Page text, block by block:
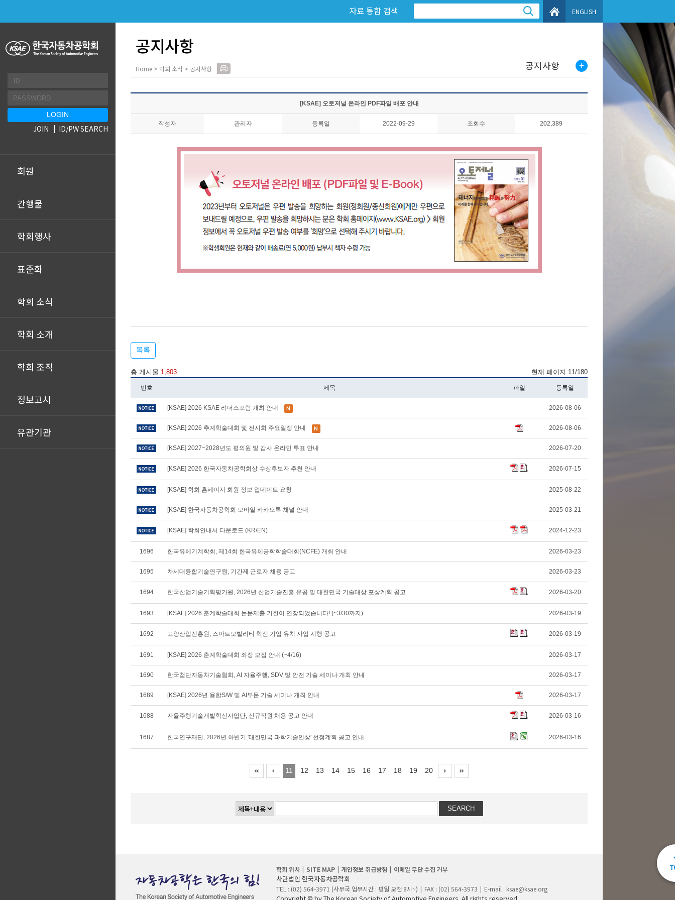
회원
간행물
학회행사
표준화
학회 소식
학회 소개
학회 조직
정보고시
유관기관
JOIN ID/PW SEARCH
자료 통합 검색 ENGLISH
공지사항
Home > 학회 소식 > 공지사항 공지사항
[KSAE] 오토저널 온라인 PDF파일 배포 안내
작성자 관리자 등록일 2022-09-29 조회수 202,389
목록
총 게시물 1,803 현재 페이지 11/180
번호 제목 파일 등록일
[KSAE] 2026 KSAE 리더스포럼 개최 안내 2026-08-06
[KSAE] 2026 추계학술대회 및 전시회 주요일정 안내 2026-08-06
[KSAE] 2027~2028년도 평의원 및 감사 온라인 투표 안내 2026-07-20
[KSAE] 2026 한국자동차공학회상 수상후보자 추천 안내 2026-07-15
[KSAE] 학회 홈페이지 회원 정보 업데이트 요청 2025-08-22
[KSAE] 한국자동차공학회 모바일 카카오톡 채널 안내 2025-03-21
[KSAE] 학회안내서 다운로드 (KR/EN) 2024-12-23
1696 한국유체기계학회, 제14회 한국유체공학학술대회(NCFE) 개최 안내 2026-03-23
1695 차세대융합기술연구원, 기간제 근로자 채용 공고 2026-03-23
1694 한국산업기술기획평가원, 2026년 산업기술진흥 유공 및 대한민국 기술대상 포상계획 공고 2026-03-20
1693 [KSAE] 2026 춘계학술대회 논문제출 기한이 연장되었습니다! (~3/30까지) 2026-03-19
1692 고양산업진흥원, 스마트모빌리티 혁신 기업 유치 사업 시행 공고 2026-03-19
1691 [KSAE] 2026 춘계학술대회 좌장 모집 안내 (~4/16) 2026-03-17
1690 한국첨단자동차기술협회, AI 자율주행, SDV 및 안전 기술 세미나 개최 안내 2026-03-17
1689 [KSAE] 2026년 융합S/W 및 AI부문 기술 세미나 개최 안내 2026-03-17
1688 자율주행기술개발혁신사업단, 신규직원 채용 공고 안내 2026-03-16
1687 한국연구재단, 2026년 하반기 '대한민국 과학기술인상' 선정계획 공고 안내 2026-03-16
11 12 13 14 15 16 17 18 19 20
학회 위치 SITE MAP 개인정보 취급방침 이메일 무단 수집 거부
사단법인 한국자동차공학회
TEL : (02) 564-3971 (사무국 업무시간 : 평일 오전 8시~) FAX : (02) 564-3973 E-mail : ksae@ksae.org